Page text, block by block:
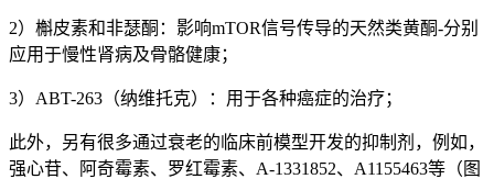
2）槲皮素和非瑟酮：影响mTOR信号传导的天然类黄酮-分别
应用于慢性肾病及骨骼健康；
3）ABT-263（纳维托克）：用于各种癌症的治疗；
此外，另有很多通过衰老的临床前模型开发的抑制剂，例如，
强心苷、阿奇霉素、罗红霉素、A-1331852、A1155463等（图